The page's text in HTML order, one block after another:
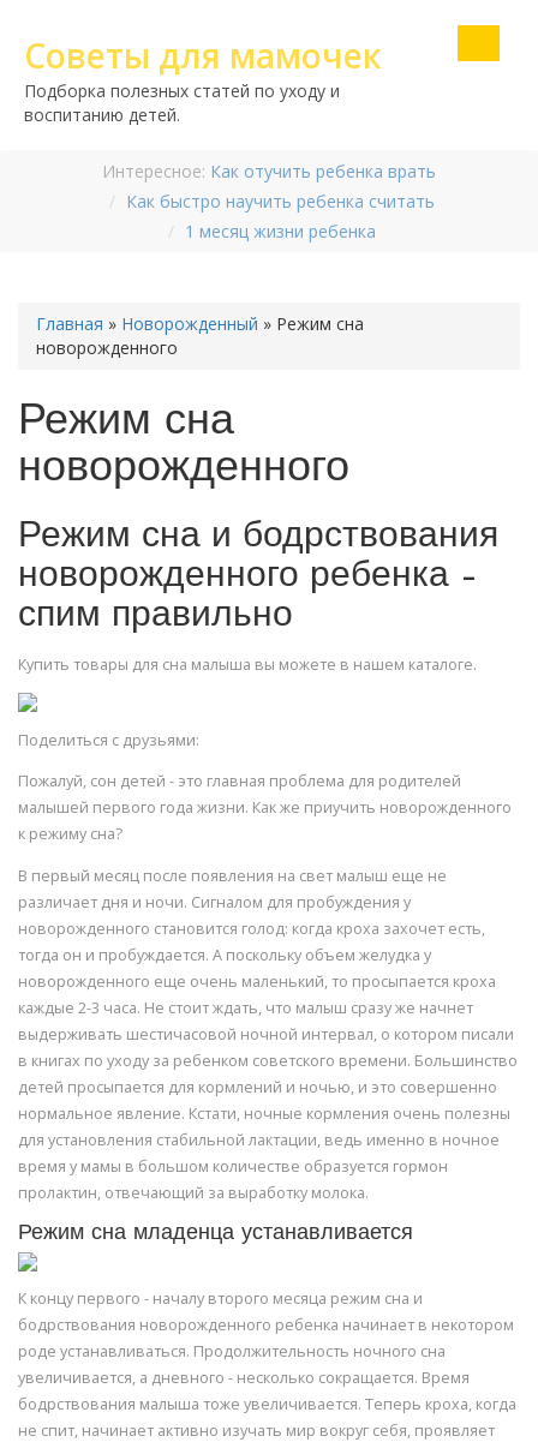
Советы для мамочек
Подборка полезных статей по уходу и
воспитанию детей.
Интересное: Как отучить ребенка врать
Как быстро научить ребенка считать
1 месяц жизни ребенка
Главная » Новорожденный » Режим сна
новорожденного
Режим сна
новорожденного
Режим сна и бодрствования
новорожденного ребенка –
спим правильно
Купить товары для сна малыша вы можете в нашем каталоге.
Поделиться с друзьями:
Пожалуй, сон детей - это главная проблема для родителей
малышей первого года жизни. Как же приучить новорожденного
к режиму сна?
В первый месяц после появления на свет малыш еще не
различает дня и ночи. Сигналом для пробуждения у
новорожденного становится голод: когда кроха захочет есть,
тогда он и пробуждается. А поскольку объем желудка у
новорожденного еще очень маленький, то просыпается кроха
каждые 2-3 часа. Не стоит ждать, что малыш сразу же начнет
выдерживать шестичасовой ночной интервал, о котором писали
в книгах по уходу за ребенком советского времени. Большинство
детей просыпается для кормлений и ночью, и это совершенно
нормальное явление. Кстати, ночные кормления очень полезны
для установления стабильной лактации, ведь именно в ночное
время у мамы в большом количестве образуется гормон
пролактин, отвечающий за выработку молока.
Режим сна младенца устанавливается
К концу первого - началу второго месяца режим сна и
бодрствования новорожденного ребенка начинает в некотором
роде устанавливаться. Продолжительность ночного сна
увеличивается, а дневного - несколько сокращается. Время
бодрствования малыша тоже увеличивается. Теперь кроха, когда
не спит, начинает активно изучать мир вокруг себя, проявляет